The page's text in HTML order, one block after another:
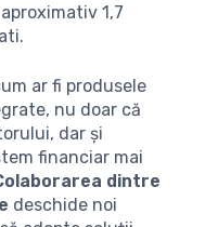
1,7
ar fi produsele
nu doar că
dar și
financiar mai
dintre
deschide noi